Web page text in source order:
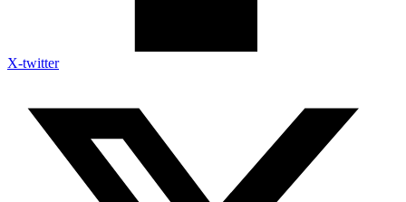
X-twitter